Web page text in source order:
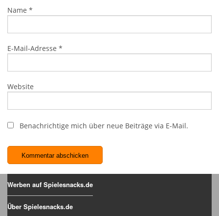
Name *
E-Mail-Adresse *
Website
Benachrichtige mich über neue Beiträge via E-Mail.
Werben auf Spielesnacks.de
Über Spielesnacks.de